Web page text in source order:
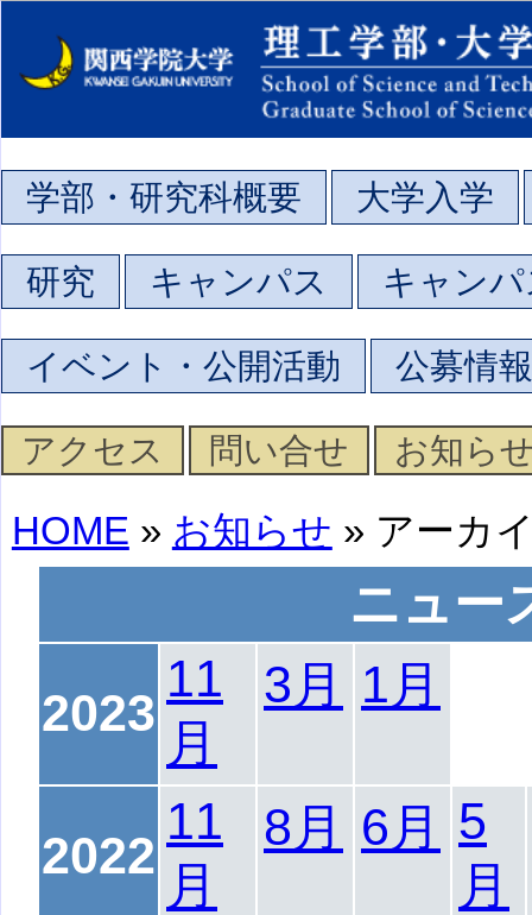
学部・研究科概要 大学入学
研究 キャンパス キャン
イベント・公開活動 公募情報
アクセス 問い合せ お知ら
HOME » お知らせ » アーカ
ニュー
2023
11
月
3月 1月
2022
11
月
8月 6月 5
月